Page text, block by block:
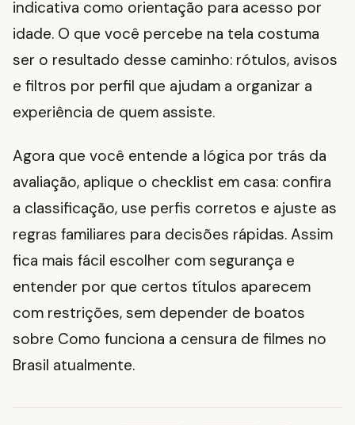
indicativa como orientação para acesso por
idade. O que você percebe na tela costuma
ser o resultado desse caminho: rótulos, avisos
e filtros por perfil que ajudam a organizar a
experiência de quem assiste.
Agora que você entende a lógica por trás da
avaliação, aplique o checklist em casa: confira
a classificação, use perfis corretos e ajuste as
regras familiares para decisões rápidas. Assim
fica mais fácil escolher com segurança e
entender por que certos títulos aparecem
com restrições, sem depender de boatos
sobre Como funciona a censura de filmes no
Brasil atualmente.